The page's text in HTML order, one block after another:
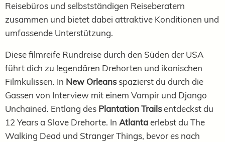
Reisebüros und selbstständigen Reiseberatern
zusammen und bietet dabei attraktive Konditionen und
umfassende Unterstützung.
Diese filmreife Rundreise durch den Süden der USA
führt dich zu legendären Drehorten und ikonischen
Filmkulissen. In New Orleansspazierst du durch die
Gassen von Interview mit einem Vampir und Django
Unchained. Entlang des Plantation Trailsentdeckst du
12 Years a Slave Drehorte. In Atlantaerlebst du The
Walking Dead und Stranger Things, bevor es nach